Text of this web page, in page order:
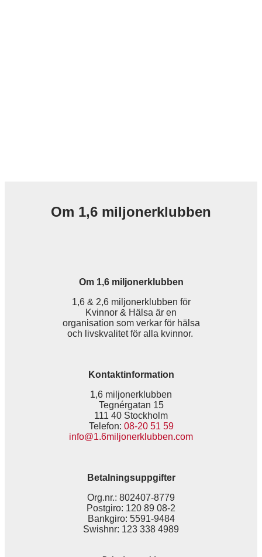
Om 1,6 miljonerklubben
Om 1,6 miljonerklubben
1,6 & 2,6 miljonerklubben för
Kvinnor & Hälsa är en
organisation som verkar för hälsa
och livskvalitet för alla kvinnor.
Kontaktinformation
1,6 miljonerklubben
Tegnérgatan 15
111 40 Stockholm
Telefon: 08-20 51 59
info@1.6miljonerklubben.com
Betalningsuppgifter
Org.nr.: 802407-8779
Postgiro: 120 89 08-2
Bankgiro: 5591-9484
Swishnr: 123 338 4989